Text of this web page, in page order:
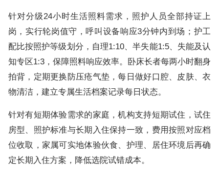
针对分级24小时生活照料需求，照护人员全部持证上
岗，实行轮岗值守，呼叫设备响应3分钟内到场；护工
配比按照护等级划分，自理1:10、半失能1:5、失能及认
知专区1:3，保障照料响应效率。卧床长者每两小时翻身
拍背，定期更换防压疮气垫，每日做好口腔、皮肤、衣
物清洁，建立专属生活档案记录每日状态。
针对有短期体验需求的家庭，机构支持短期试住，试住
房型、照护标准与长期入住保持一致，费用按照对应档
位收取，家属可实地体验伙食、护理、居住环境后再确
定长期入住方案，降低选院试错成本。